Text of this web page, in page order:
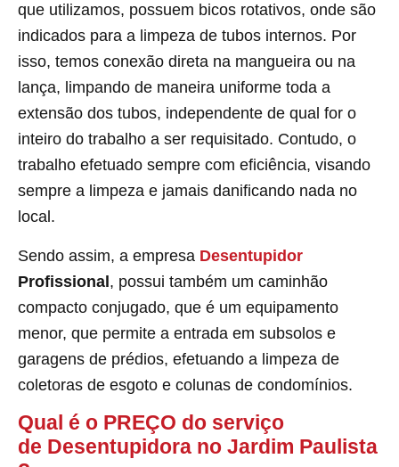
que utilizamos, possuem bicos rotativos, onde são
indicados para a limpeza de tubos internos. Por
isso, temos conexão direta na mangueira ou na
lança, limpando de maneira uniforme toda a
extensão dos tubos, independente de qual for o
inteiro do trabalho a ser requisitado. Contudo, o
trabalho efetuado sempre com eficiência, visando
sempre a limpeza e jamais danificando nada no
local.
Sendo assim, a empresa Desentupidor
Profissional, possui também um caminhão
compacto conjugado, que é um equipamento
menor, que permite a entrada em subsolos e
garagens de prédios, efetuando a limpeza de
coletoras de esgoto e colunas de condomínios.
Qual é o PREÇO do serviço
de Desentupidora no Jardim Paulista